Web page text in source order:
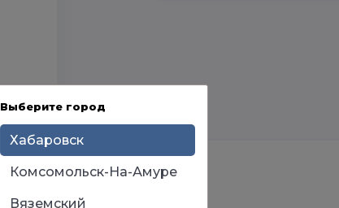
Выберите город
Хабаровск
Комсомольск-На-Амуре
Вяземский